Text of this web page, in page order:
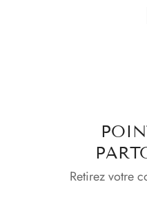
Retirez votre